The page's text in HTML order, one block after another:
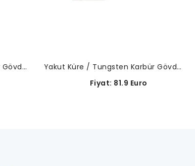
Yakut Küre / Tungsten Karbür Gövde-A-5003-4794
Yakut Küre / Tungsten Karbür Gövde-A-5003-4795
Fiyat: 81.9 Euro